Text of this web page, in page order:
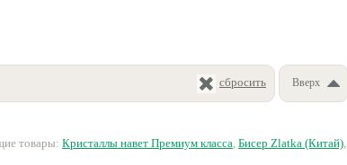
сбросить Вверх
товары: Кристаллы навет Премиум класса, Бисер Zlatka (Китай),